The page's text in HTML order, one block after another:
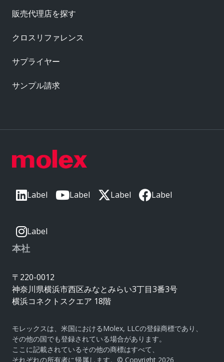
Label Label Label Label
Label
本社
〒220-0012
神奈川県横浜市西区みなとみらい3丁目3番3号
横浜コネクトスクエア 18階
モレックスは、米国におけるMolex, LLCの登録商標であり、
その他の国でも登録されている場合があります。
ここに記載されているその他の商標はすべて、
それぞれの所有者に帰属します。© Copyright 2026
販売代理店を探す
クロスリファレンス
サプライヤー
サンプル請求